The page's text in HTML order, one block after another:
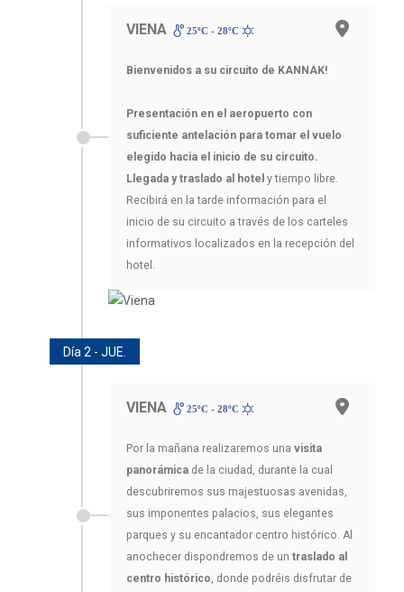
VIENA 25ºC - 28ºC
Bienvenidos a su circuito de KANNAK!
Presentación en el aeropuerto con
suficiente antelación para tomar el vuelo
elegido hacia el inicio de su circuito.
Llegada y traslado al hotel y tiempo libre.
Recibirá en la tarde información para el
inicio de su circuito a través de los carteles
informativos localizados en la recepción del
hotel.
Día 2 - JUE.
VIENA 25ºC - 28ºC
Por la mañana realizaremos una visita
panorámica de la ciudad, durante la cual
descubriremos sus majestuosas avenidas,
sus imponentes palacios, sus elegantes
parques y su encantador centro histórico. Al
anochecer dispondremos de un traslado al
centro histórico , donde podréis disfrutar de